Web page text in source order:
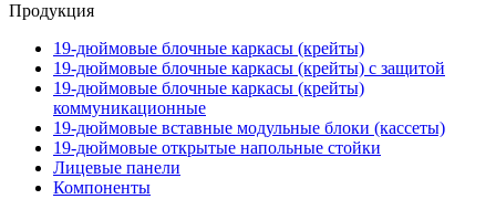
Продукция
19-дюймовые блочные каркасы (крейты)
19-дюймовые блочные каркасы (крейты) с защитой
19-дюймовые блочные каркасы (крейты)
коммуникационные
19-дюймовые вставные модульные блоки (кассеты)
19-дюймовые открытые напольные стойки
Лицевые панели
Компоненты